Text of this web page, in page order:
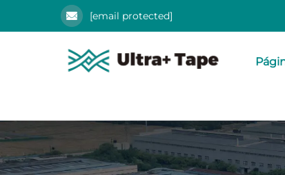
[email protected]